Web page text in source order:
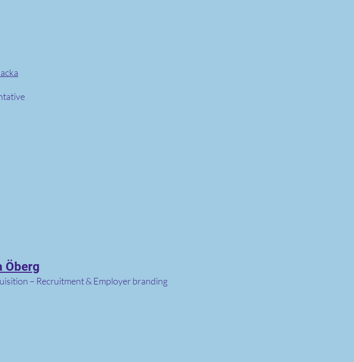
Öberg
– Recruitment & Employer branding